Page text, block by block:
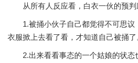
从所有人反应看，白衣一伙的预判
1.被捅小伙子自己都觉得不可思议
衣服掀上去看了看，才知道自己被捅了
2.出来看看事态的一个姑娘的状态